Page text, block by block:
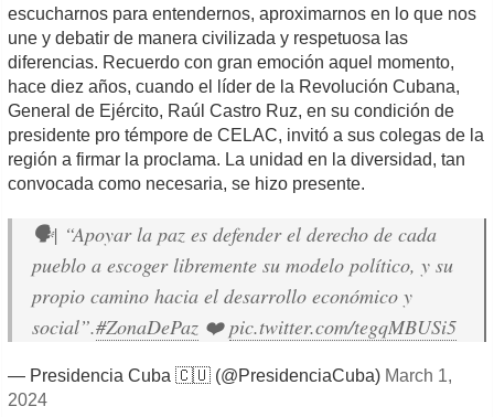
escucharnos para entendernos, aproximarnos en lo que nos
une y debatir de manera civilizada y respetuosa las
diferencias. Recuerdo con gran emoción aquel momento,
hace diez años, cuando el líder de la Revolución Cubana,
General de Ejército, Raúl Castro Ruz, en su condición de
presidente pro témpore de CELAC, invitó a sus colegas de la
región a firmar la proclama. La unidad en la diversidad, tan
convocada como necesaria, se hizo presente.
🗣️| “Apoyar la paz es defender el derecho de cada
pueblo a escoger libremente su modelo político, y su
propio camino hacia el desarrollo económico y
social”.#ZonaDePaz ❤️pic.twitter.com/tegqMBUSi5
— Presidencia Cuba 🇨🇺 (@PresidenciaCuba) March 1,
2024